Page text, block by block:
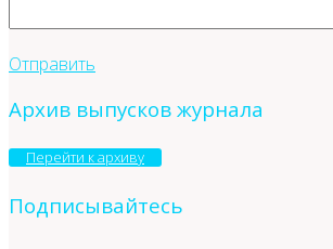
Отправить
Архив выпусков журнала
Перейти к архиву
Подписывайтесь